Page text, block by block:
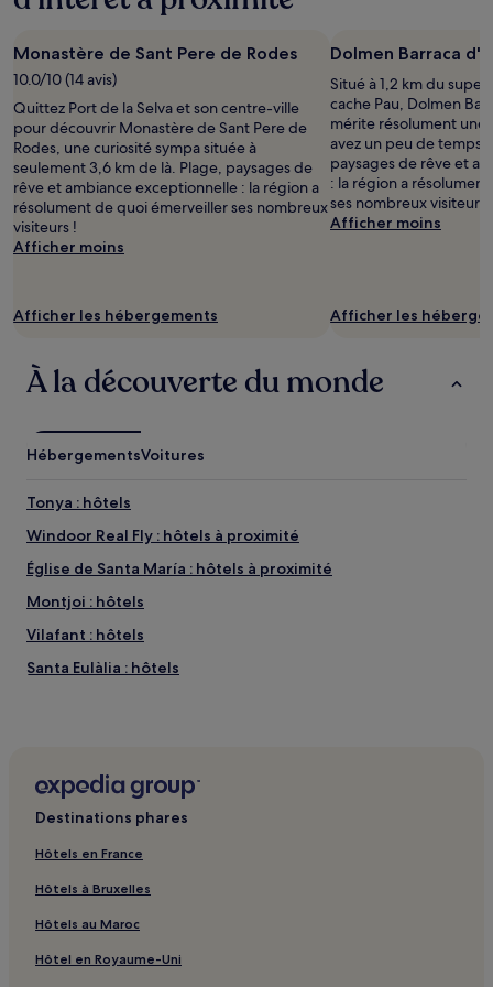
Monastère de Sant Pere de Rodes
10.0/10 (14 avis)
Quittez Port de la Selva et son centre-ville
pour découvrir Monastère de Sant Pere de
Rodes, une curiosité sympa située à
seulement 3,6 km de là. Plage, paysages de
rêve et ambiance exceptionnelle : la région a
résolument de quoi émerveiller ses nombreux
visiteurs !
Afficher moins
Afficher les hébergements
Dolmen Barraca
Situé à 1,2 km du
cache Pau, Dolmen
mérite résolument une
avez un peu de temps
paysages de rêve et
: la région a
ses nombreux visiteurs !
Afficher moins
Afficher les
À la découverte du monde
HébergementsVoitures
Tonya : hôtels
Windoor Real Fly : hôtels à proximité
Église de Santa María : hôtels à proximité
Montjoi : hôtels
Vilafant : hôtels
Santa Eulàlia : hôtels
Creixell : hôtels
Plage de Pelosa : hôtels à proximité
Els Griells : hôtels Hôtels avec cuisine
Els Griells : hôtels Hôtels familiaux
Plage de S'Alqueria Petita : hôtels à proximité
Belvédère de El Port de la Selva : hôtels à proximité
Destinations phares
Hôtels en France
Hôtels à Bruxelles
Hôtels au Maroc
Hôtel en Royaume-Uni